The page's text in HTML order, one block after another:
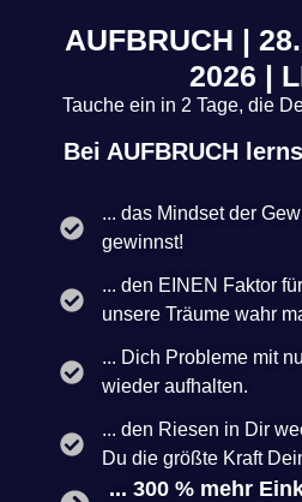
AUFBRUCH |
2026 |
Tauche ein in 2 Tage, die
Bei AUFBRUCH
... das Mindset der
gewinnst!
... den EINEN Faktor
unsere Träume wahr
... Dich Probleme mit
wieder aufhalten.
... den Riesen in Dir
Du die größte Kraft
... 300 % mehr